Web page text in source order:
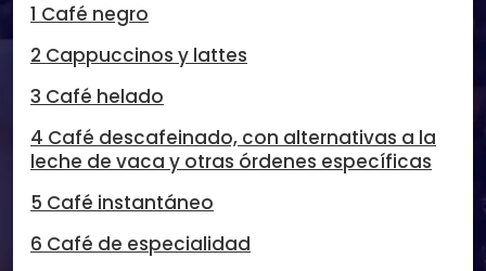
1 Café negro
2 Cappuccinos y lattes
3 Café helado
4 Café descafeinado, con alternativas a la
leche de vaca y otras órdenes específicas
5 Café instantáneo
6 Café de especialidad